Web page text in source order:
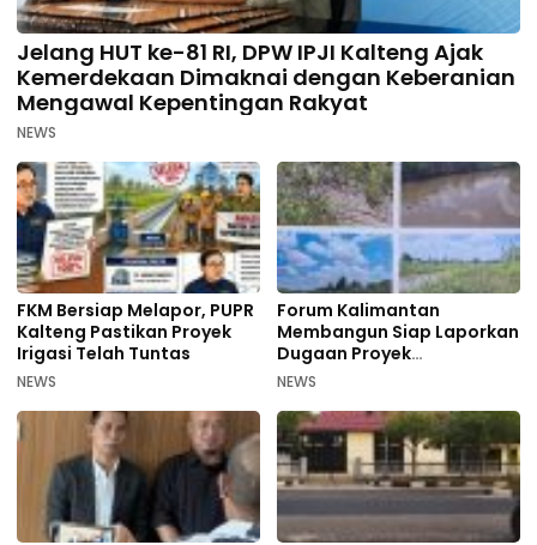
Jelang HUT ke-81 RI, DPW IPJI Kalteng Ajak
Kemerdekaan Dimaknai dengan Keberanian
Mengawal Kepentingan Rakyat
NEWS
FKM Bersiap Melapor, PUPR
Kalteng Pastikan Proyek
Irigasi Telah Tuntas
NEWS
Forum Kalimantan
Membangun Siap Laporkan
Dugaan Proyek
Bermasalah PUPR Kalteng
NEWS